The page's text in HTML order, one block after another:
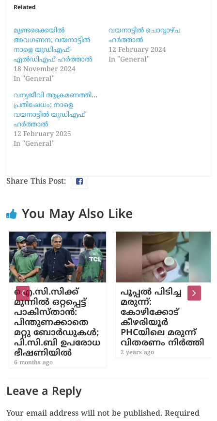
Related
മുണ്ടക്കൈയിൽ
അവഗണന; വയനാട്ടിൽ
നാളെ യുഡിഎഫ്-
എൽഡിഎഫ് ഹർത്താൽ
18 November 2024
In "General"
വയനാട്ടിൽ ചൊവ്വാഴ്ച
ഹർത്താൽ
12 February 2024
In "General"
വന്യജീവി ആക്രമണത്തില്‍
പ്രതിഷേധം; നാളെ
വയനാട്ടില്‍ യുഡിഎഫ്
ഹര്‍ത്താല്‍
12 February 2025
In "General"
Share This Post:
You May Also Like
ഐ.സി.സിക്ക്
മുന്നിൽ ഒറ്റപ്പെട്ട്
പാകിസ്താൻ:
പിന്തുണക്കാതെ
മറ്റു ബോർഡുകൾ;
പി.സി.ബി ഉപരോധ
ഭീഷണിയിൽ
6 months ago
പൂപ്പൽ പിടിച്ച
മരുന്ന്:
കോഴിക്കോട്
കീഴരിയൂർ
PHCയിലെ മരുന്ന്
വിതരണം നിർത്തി
2 years ago
Leave a Reply
Your email address will not be published. Required